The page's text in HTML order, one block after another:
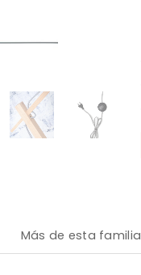
Más de esta familia